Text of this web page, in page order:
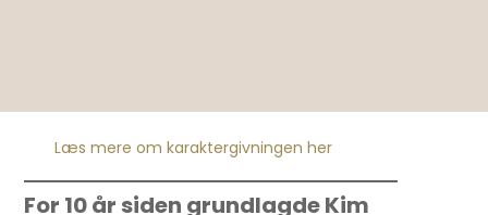
Læs mere om karaktergivningen her
For 10 år siden grundlagde Kim